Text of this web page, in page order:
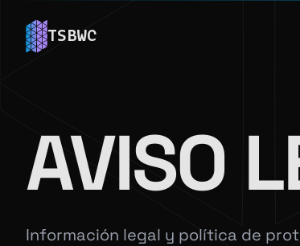
TSBWC
AVISO
Información legal y política de